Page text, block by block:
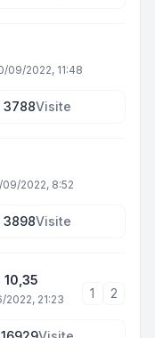
09/2022, 11:48
3788Visite
09/2022, 8:52
3898Visite
2022, 21:23 1 2